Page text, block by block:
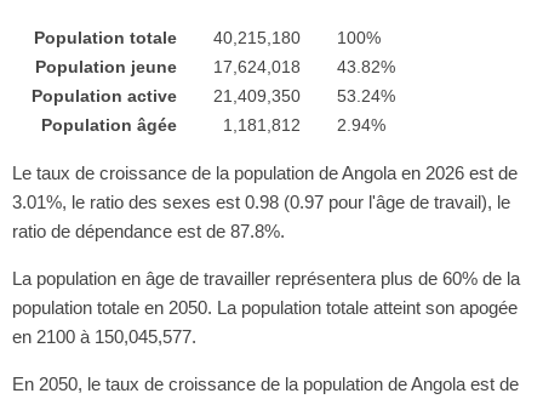
Population totale 40,215,180
100%
Population jeune
17,624,018
43.82%
Population active
21,409,350
53.24%
Population âgée
1,181,812 2.94%
Le taux de croissance de la population de Angola en 2026 est de
3.01%, le ratio des sexes est 0.98 (0.97 pour l'âge de travail), le
ratio de dépendance est de 87.8%.
La population en âge de travailler représentera plus de 60% de la
population totale en 2050. La population totale atteint son apogée
en 2100 à 150,045,577.
En 2050, le taux de croissance de la population de Angola est de